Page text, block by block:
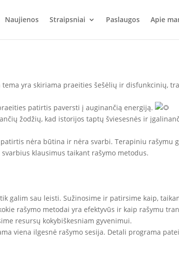
Naujienos Straipsniai Paslaugos Apie
tema yra skiriama praeities šešėlių ir disfunkcinių,
patirtis paversti į auginančią energiją.
žodžių, kad istorijos taptų šviesesnės ir
nėra būtina ir nėra svarbi. Terapiniu rašymu
klausimus taikant rašymo metodus.
galim sau leisti. Sužinosime ir patirsime kaip,
rašymo metodai yra efektyvūs ir kaip rašymu
resursų kokybiškesniam gyvenimui.
viena ilgesnė rašymo sesija. Detali programa